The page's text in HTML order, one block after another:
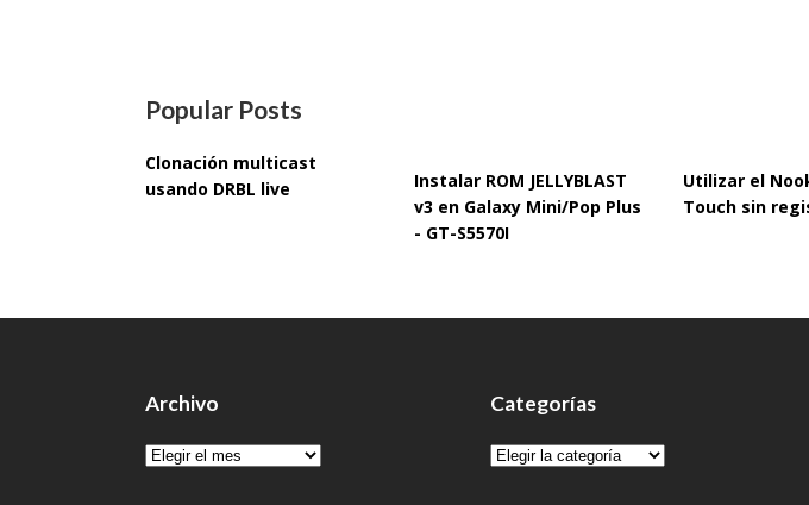
Popular Posts
Clonación multicast
usando DRBL live
Instalar ROM JELLYBLAST
v3 en Galaxy Mini/Pop Plus
- GT-S5570I
Utilizar el
Touch sin
Archivo
Archivo
Categorías
Categorías